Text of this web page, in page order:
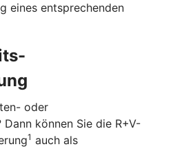
eines entsprechenden
oder
können Sie die R+V-
1 auch als